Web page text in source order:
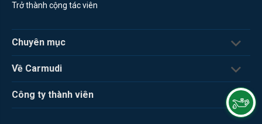
Trở thành cộng tác viên
Chuyên mục
Về Carmudi
Công ty thành viên